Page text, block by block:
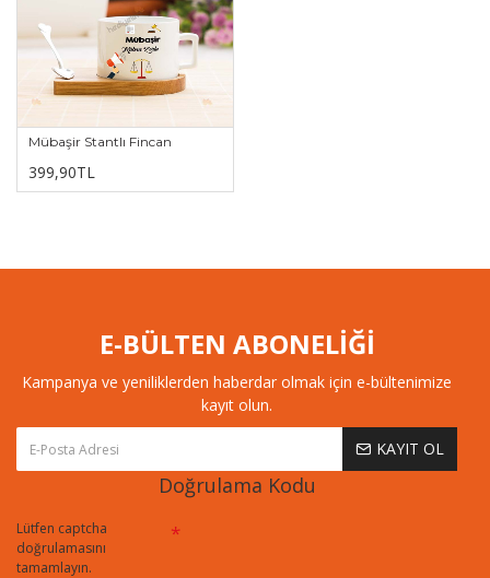
Mübaşir Stantlı Fincan
399,90TL
E-BÜLTEN ABONELİĞİ
Kampanya ve yeniliklerden haberdar olmak için e-bültenimize
kayıt olun.
KAYIT OL
Doğrulama Kodu
Lütfen captcha
doğrulamasını
tamamlayın.